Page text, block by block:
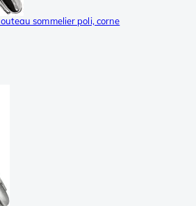
sommelier poli, corne